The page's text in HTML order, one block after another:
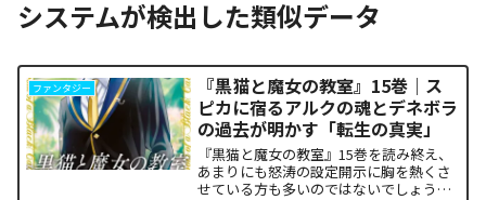
システムが検出した類似データ
ファンタジー
『黒猫と魔女の教室』15巻｜ス
ピカに宿るアルクの魂とデネボラ
の過去が明かす「転生の真実」
『黒猫と魔女の教室』15巻を読み終え、
あまりにも怒涛の設定開示に胸を熱くさ
せている方も多いのではないでしょう